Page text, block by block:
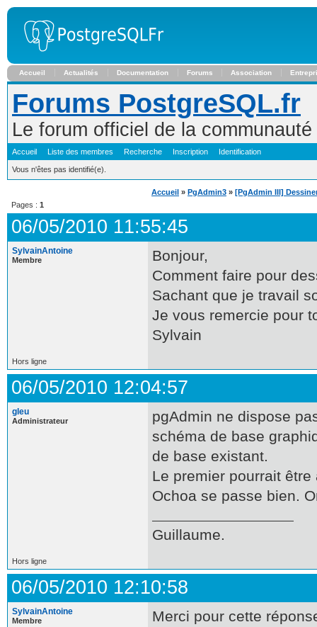
Accueil Actualités Documentation Forums Association
Forums PostgreSQL.fr
Le forum officiel de la
Accueil Liste des membres Recherche Inscription Identification
Vous n'êtes pas identifié(e).
Accueil » PgAdmin3 » [PgAdmin III]
Pages : 1
06/05/2010 11:55:45
SylvainAntoine
Membre
Bonjour,
Comment faire pour
Sachant que je travail
Je vous remercie pour
Sylvain
Hors ligne
06/05/2010 12:04:57
gleu
Administrateur
pgAdmin ne dispose
schéma de base
de base existant.
Le premier pourrait
Ochoa se passe bien.
Guillaume.
Hors ligne
06/05/2010 12:10:58
SylvainAntoine
Membre
Merci pour cette